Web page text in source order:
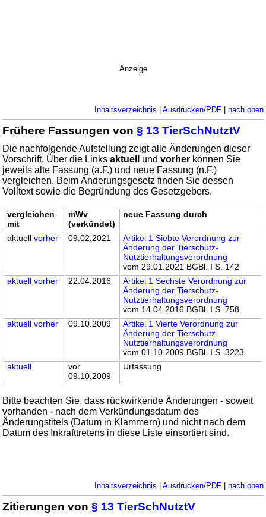
Anzeige
Inhaltsverzeichnis | Ausdrucken/PDF| nach oben
Frühere Fassungen von§ 13 TierSchNutztV
Die nachfolgende Aufstellung zeigt alle Änderungen dieser
Vorschrift. Über die Linksaktuell undvorher können Sie
jeweils alte Fassung (a.F.) und neue Fassung (n.F.)
vergleichen. Beim Änderungsgesetz finden Sie dessen
Volltext sowie die Begründung des Gesetzgebers.
vergleichen
mit
mWv
(verkündet)
neue Fassung durch
aktuellvorher 09.02.2021
Artikel 1 Siebte Verordnung zur
Änderung der Tierschutz-
Nutztierhaltungsverordnung
vom 29.01.2021 BGBl. I S. 142
aktuell vorher 22.04.2016
Artikel 1 Sechste Verordnung zur
Änderung der Tierschutz-
Nutztierhaltungsverordnung
vom 14.04.2016 BGBl. I S. 758
aktuell vorher 09.10.2009
Artikel 1 Vierte Verordnung zur
Änderung der Tierschutz-
Nutztierhaltungsverordnung
vom 01.10.2009 BGBl. I S. 3223
aktuell
vor
09.10.2009
Urfassung
Bitte beachten Sie, dass rückwirkende Änderungen - soweit
vorhanden - nach dem Verkündungsdatum des
Änderungstitels (Datum in Klammern) und nicht nach dem
Datum des Inkrafttretens in diese Liste einsortiert sind.
Inhaltsverzeichnis | Ausdrucken/PDF| nach oben
Zitierungen von§ 13 TierSchNutztV